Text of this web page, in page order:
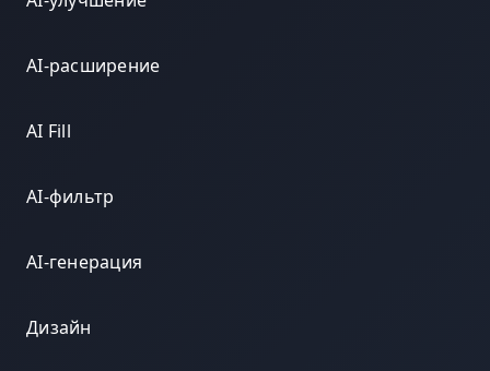
AI-расширение
AI Fill
AI-фильтр
AI-генерация
Дизайн